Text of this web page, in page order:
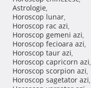
Astrologie,
Horoscop lunar,
Horoscop rac azi,
Horoscop gemeni azi,
Horoscop fecioara azi,
Horoscop taur azi,
Horoscop capricorn azi,
Horoscop scorpion azi,
Horoscop sagetator azi,